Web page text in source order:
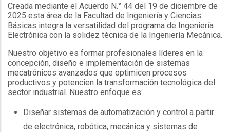
Creada mediante el Acuerdo N.° 44 del 19 de diciembre de
2025 esta área de la Facultad de Ingeniería y Ciencias
Básicas integra la versatilidad del programa de Ingeniería
Electrónica con la solidez técnica de la Ingeniería Mecánica.
Nuestro objetivo es formar profesionales líderes en la
concepción, diseño e implementación de sistemas
mecatrónicos avanzados que optimicen procesos
productivos y potencien la transformación tecnológica del
sector industrial. Nuestro enfoque es:
Diseñar sistemas de automatización y control a partir
de electrónica, robótica, mecánica y sistemas de